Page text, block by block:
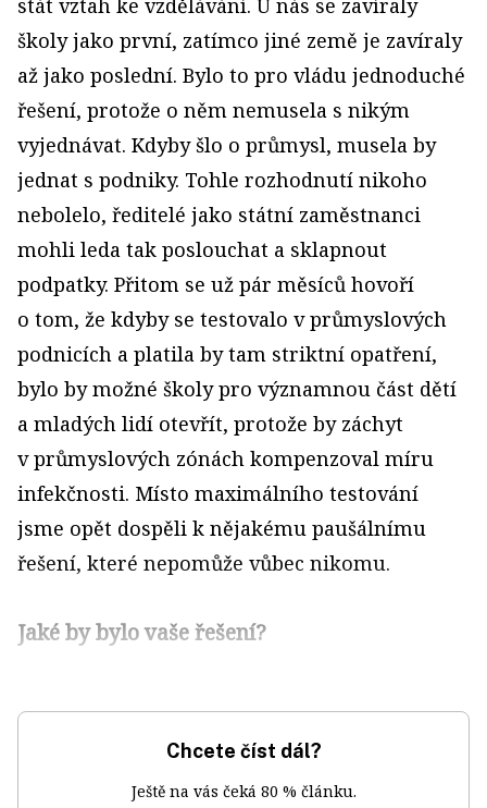
stát vztah ke vzdělávání. U nás se zavíraly
školy jako první, zatímco jiné země je zavíraly
až jako poslední. Bylo to pro vládu jednoduché
řešení, protože o něm nemusela s nikým
vyjednávat. Kdyby šlo o průmysl, musela by
jednat s podniky. Tohle rozhodnutí nikoho
nebolelo, ředitelé jako státní zaměstnanci
mohli leda tak poslouchat a sklapnout
podpatky. Přitom se už pár měsíců hovoří
o tom, že kdyby se testovalo v průmyslových
podnicích a platila by tam striktní opatření,
bylo by možné školy pro významnou část dětí
a mladých lidí otevřít, protože by záchyt
v průmyslových zónách kompenzoval míru
infekčnosti. Místo maximálního testování
jsme opět dospěli k nějakému paušálnímu
řešení, které nepomůže vůbec nikomu.
Jaké by bylo vaše řešení?
Chcete číst dál?
Ještě na vás čeká 80 % článku.